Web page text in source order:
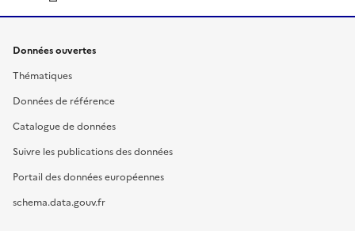
Données ouvertes
Thématiques
Données de référence
Catalogue de données
Suivre les publications des données
Portail des données européennes
schema.data.gouv.fr